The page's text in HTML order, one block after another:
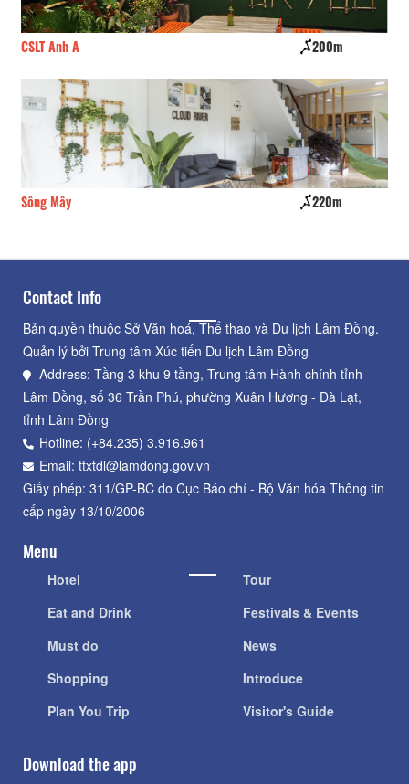
CSLT Anh A 200m
Sông Mây 220m
Contact Info
Bản quyền thuộc Sở Văn hoá, Thể thao và Du lịch Lâm Đồng.
Quản lý bởi Trung tâm Xúc tiến Du lịch Lâm Đồng
Address: Tầng 3 khu 9 tầng, Trung tâm Hành chính tỉnh
Lâm Đồng, số 36 Trần Phú, phường Xuân Hương - Đà Lạt,
tỉnh Lâm Đồng
Hotline: (+84.235) 3.916.961
Email: ttxtdl@lamdong.gov.vn
Giấy phép: 311/GP-BC do Cục Báo chí - Bộ Văn hóa Thông tin
cấp ngày 13/10/2006
Menu
Hotel
Eat and Drink
Must do
Shopping
Plan You Trip
Tour
Festivals & Events
News
Introduce
Visitor's Guide
Download the app